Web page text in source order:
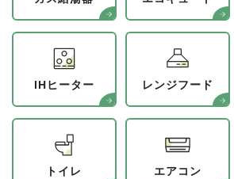
IHヒーター レンジフード
トイレ エアコン